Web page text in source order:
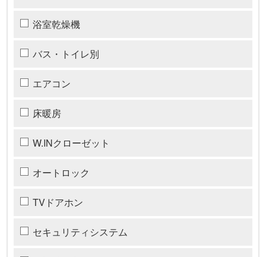
浴室乾燥機
バス・トイレ別
エアコン
床暖房
W.INクローゼット
オートロック
TVドアホン
セキュリティシステム